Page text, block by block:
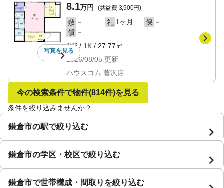
写真を見る
8.1万円 (共益費 3,900円)
敷 － 礼 1ヶ月 保 －
償 －
1階/ 1K / 27.77㎡
2026/08/05 更新
ハウスコム 藤沢店
今の検索条件で物件(814件)を見る
条件を絞り込みませんか？
鎌倉市の駅で絞り込む
鎌倉市の学区・校区で絞り込む
鎌倉市で世帯構成・間取りを絞り込む